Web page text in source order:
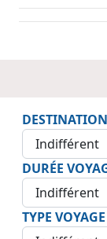
DESTINATION
DURÉE
TYPE VOYAGE